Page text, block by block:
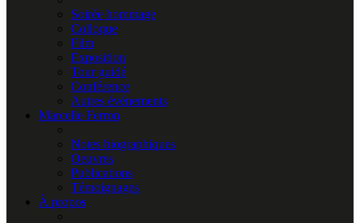
Soirée hommage
Colloque
Film
Exposition
Tour guidé
Conférence
Autres événements
Marcelle Ferron
Notes biographiques
Oeuvres
Publications
Témoignages
À propos